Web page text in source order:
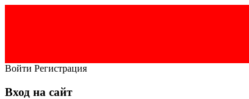
Войти Регистрация
Вход на сайт